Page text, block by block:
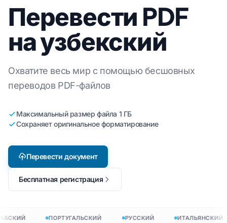
Перевести PDF
на узбекский
Охватите весь мир с помощью бесшовных
переводов PDF-файлов
Максимальный размер файла 1 ГБ
Сохраняет оригинальное форматирование
Перевести документ
Бесплатная регистрация
ПОРТУГАЛЬСКИЙ РУССКИЙ ИТАЛЬЯНСКИЙ